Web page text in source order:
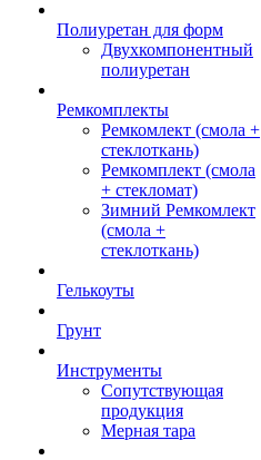
Полиуретан для форм
Двухкомпонентный
полиуретан
Ремкомплекты
Ремкомлект (смола +
стеклоткань)
Ремкомплект (смола
+ стекломат)
Зимний Ремкомлект
(смола +
стеклоткань)
Гелькоуты
Грунт
Инструменты
Сопутствующая
продукция
Мерная тара